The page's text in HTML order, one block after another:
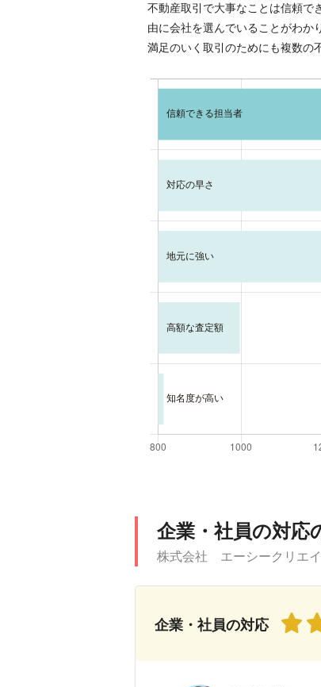
不動産取引で大事なことは信頼で
由に会社を選んでいることがわか
満足のいく取引のためにも複数の
企業・社員の対応
株式会社 エーシークリエ
企業・社員の対応